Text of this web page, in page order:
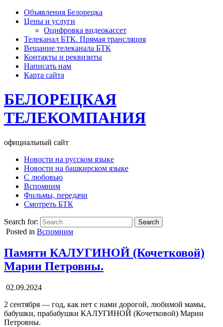
Объявления Белорецка
Цены и услуги
Оцифровка видеокассет
Телеканал БТК. Прямая трансляция
Вещание телеканала БТК
Контакты и реквизиты
Написать нам
Карта сайта
БЕЛОРЕЦКАЯ
ТЕЛЕКОМПАНИЯ
официальный сайт
Новости на русском языке
Новости на башкирском языке
С любовью
Вспомним
Фильмы, передачи
Смотреть БТК
Search for:
Posted in Вспомним
Памяти КАЛУГИНОЙ (Кочетковой)
Марии Петровны.
02.09.2024
2 сентября — год, как нет с нами дорогой, любимой мамы,
бабушки, прабабушки КАЛУГИНОЙ (Кочетковой) Марии
Петровны.